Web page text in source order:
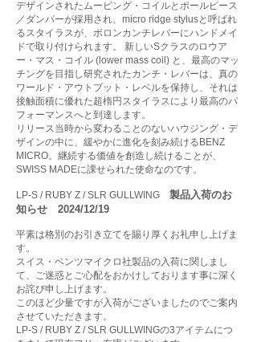
デザインされたムービング・コイルとポールピース
／ダンパーが採用され、micro ridge stylusと呼ばれ
るスタイラスが、ボロンカンチレバーにハンドメイ
ドで取り付けられます。 新しいSクラスのロウア
ー・マス・コイル (lower mass coil) と、最高のマッ
チングを目指し研究されたカンチ・レバーは、真の
ワールド・アウトプット・レベルを保持し、それは
接触面積に優れた超楕円スタイラスにより最高のパ
フォーマンスへと到達します。
リリース当時から変わることのないハウジング・デ
ザインの中に、緩やかに進化を刻み続けるBENZ
MICRO。継続する価値を創造し続けることが、
SWISS MADEに課せられた使命なのです。
LP-S / RUBY Z / SLR GULLWING 製品入荷のお
知らせ 2024/12/19
平素は格別のお引き立てを賜り厚くお礼申し上げま
す。
スイス・ベンツマイクロ社製品の入荷に関しまし
て、ご迷惑とご心配をおかけしております事に深く
お詫び申し上げます。
このほど少量ですが入荷がございましたのでご案内
させていただきます。
LP-S / RUBY Z / SLR GULLWINGの3アイテムにつ